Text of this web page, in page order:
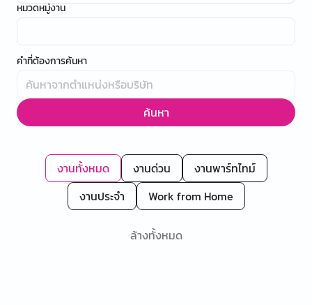
หมวดหมู่งาน
คำที่ต้องการค้นหา
ค้นหา
งานทั้งหมด งานด่วน
งานพาร์ทไทม์
งานประจำ
Work from Home
ล้างทั้งหมด